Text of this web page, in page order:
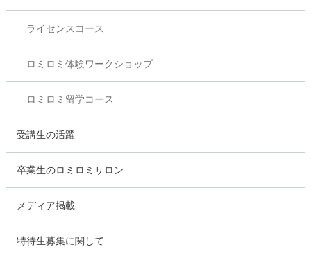
ライセンスコース
ロミロミ体験ワークショップ
ロミロミ留学コース
受講生の活躍
卒業生のロミロミサロン
メディア掲載
特待生募集に関して